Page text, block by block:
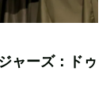
ャーズ：ドゥ